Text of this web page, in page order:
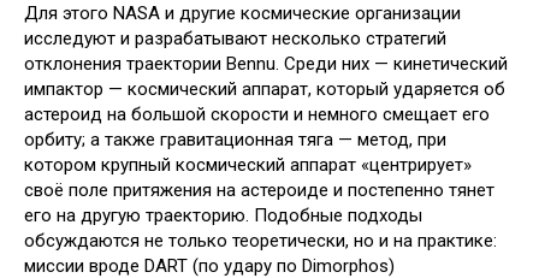
Для этого NASA и другие космические организации
исследуют и разрабатывают несколько стратегий
отклонения траектории Bennu. Среди них — кинетический
импактор — космический аппарат, который ударяется об
астероид на большой скорости и немного смещает его
орбиту; а также гравитационная тяга — метод, при
котором крупный космический аппарат «центрирует»
своё поле притяжения на астероиде и постепенно тянет
его на другую траекторию. Подобные подходы
обсуждаются не только теоретически, но и на практике:
миссии вроде DART (по удару по Dimorphos)